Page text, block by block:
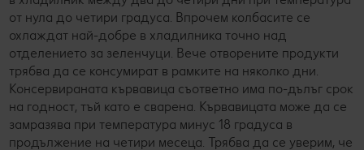
от нула до четири градуса. Впрочем колбасите се
охлаждат най-добре в хладилника точно над
отделението за зеленчуци. Вече отворените продукти
трябва да се консумират в рамките на няколко дни.
Консервираната кървавица съответно има по-дълъг срок
на годност, тъй като е сварена. Кървавицата може да се
замразява при температура минус 18 градуса в
продължение на четири месеца. Трябва да се уверим, че